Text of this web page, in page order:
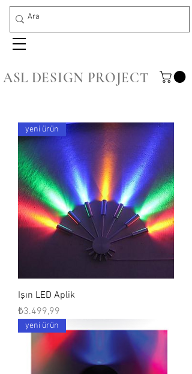
ASL DESIGN PROJECT
yeni ürün
Işın LED Aplik
Fiyat
₺3.499,99
yeni ürün